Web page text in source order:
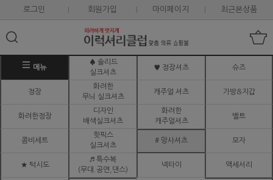
로그인 회원가입 마이페이지 최근본상품
메뉴
♠ 솔리드
실크셔츠
♥ 정장셔츠 슈즈
정장
화려한
무늬 실크셔츠
캐주얼 셔츠 가방&지갑
화려한정장
디자인
배색실크셔츠
화려한
캐주얼셔츠
벨트
콤비세트
핫픽스
실크셔츠
# 망사셔츠 모자
★ 턱시도
♬ 특수복
(무대.공연,댄스)
넥타이 액세서리